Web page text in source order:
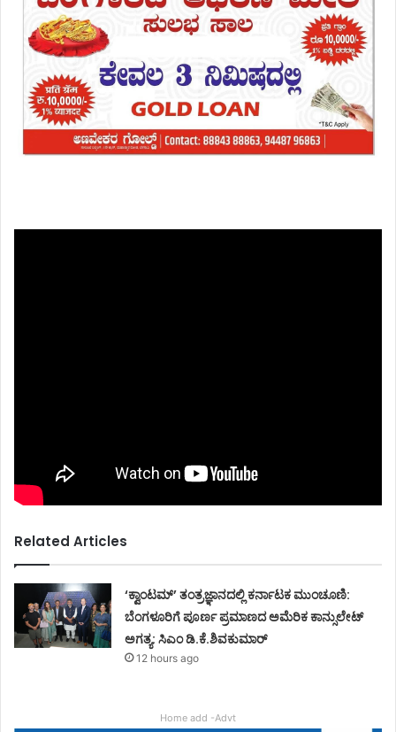
Related Articles
‘ಕ್ವಾಂಟಮ್’ ತಂತ್ರಜ್ಞಾನದಲ್ಲಿ ಕರ್ನಾಟಕ ಮುಂಚೂಣಿ:
ಬೆಂಗಳೂರಿಗೆ ಪೂರ್ಣ ಪ್ರಮಾಣದ ಅಮೆರಿಕ ಕಾನ್ಸುಲೇಟ್
ಅಗತ್ಯ: ಸಿಎಂ ಡಿ.ಕೆ.ಶಿವಕುಮಾರ್
12 hours ago
Home add -Advt